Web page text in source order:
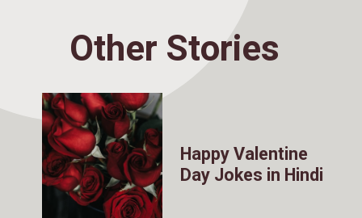
Other Stories
Happy Valentine
Day Jokes in Hindi